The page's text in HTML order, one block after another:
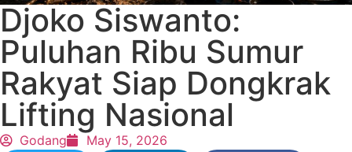
Djoko Siswanto:
Puluhan Ribu Sumur
Rakyat Siap Dongkrak
Lifting Nasional
Godang May 15, 2026